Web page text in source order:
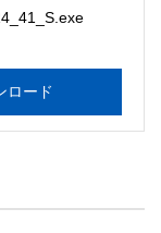
せん。搭載ソ
様の責任にお
ロード